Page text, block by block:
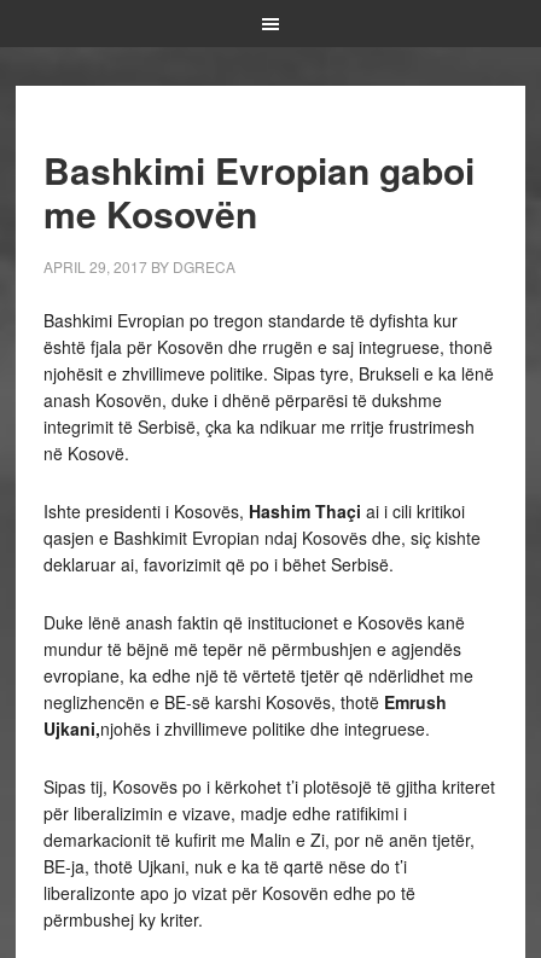
Bashkimi Evropian gaboi
me Kosovën
APRIL 29, 2017BY DGRECA
Bashkimi Evropian po tregon standarde të dyfishta kur
është fjala për Kosovën dhe rrugën e saj integruese, thonë
njohësit e zhvillimeve politike. Sipas tyre, Brukseli e ka lënë
anash Kosovën, duke i dhënë përparësi të dukshme
integrimit të Serbisë, çka ka ndikuar me rritje frustrimesh
në Kosovë.
Ishte presidenti i Kosovës, Hashim Thaçi ai i cili kritikoi
qasjen e Bashkimit Evropian ndaj Kosovës dhe, siç kishte
deklaruar ai, favorizimit që po i bëhet Serbisë.
Duke lënë anash faktin që institucionet e Kosovës kanë
mundur të bëjnë më tepër në përmbushjen e agjendës
evropiane, ka edhe një të vërtetë tjetër që ndërlidhet me
neglizhencën e BE-së karshi Kosovës, thotë Emrush
Ujkani,njohës i zhvillimeve politike dhe integruese.
Sipas tij, Kosovës po i kërkohet t’i plotësojë të gjitha kriteret
për liberalizimin e vizave, madje edhe ratifikimi i
demarkacionit të kufirit me Malin e Zi, por në anën tjetër,
BE-ja, thotë Ujkani, nuk e ka të qartë nëse do t’i
liberalizonte apo jo vizat për Kosovën edhe po të
përmbushej ky kriter.